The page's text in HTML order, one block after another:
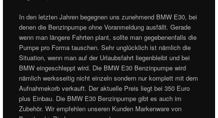
In den letzten Jahren begegnen uns zunehmend BMW E30, bei
denen die Benzinpumpe ohne Voranmeldung ausfällt. Gerade
wenn man längere Fahrten plant, sollte man gegebenenfalls die
Pumpe pro Forma tauschen. Sehr unglücklich ist nämlich die
Situation, wenn man auf der Urlaubsfahrt liegenbleibt und bei
BMW eingeschleppt wird. Die BMW E30 Benzinpumpe wird
nämlich werksseitig nicht einzeln sondern nur komplett mit dem
Aufnahmekorb verkauft. Der aktuelle Preis liegt bei 350 Euro
plus Einbau. Die BMW E30 Benzinpumpe gibt es auch im
Zubehör. Wir empfehlen unseren Kunden Markenware von